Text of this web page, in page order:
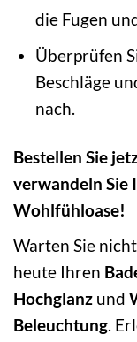
die Fugen
Überprüfen
Beschläge
nach.
Bestellen Sie
verwandeln Sie
Wohlfühloase!
Warten Sie
heute Ihren
Hochglanz und
Beleuchtung.